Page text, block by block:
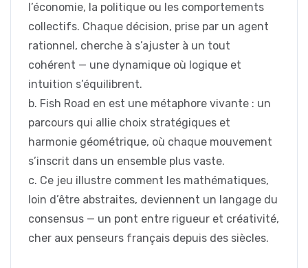
l’économie, la politique ou les comportements
collectifs. Chaque décision, prise par un agent
rationnel, cherche à s’ajuster à un tout
cohérent — une dynamique où logique et
intuition s’équilibrent.
b. Fish Road en est une métaphore vivante : un
parcours qui allie choix stratégiques et
harmonie géométrique, où chaque mouvement
s’inscrit dans un ensemble plus vaste.
c. Ce jeu illustre comment les mathématiques,
loin d’être abstraites, deviennent un langage du
consensus — un pont entre rigueur et créativité,
cher aux penseurs français depuis des siècles.